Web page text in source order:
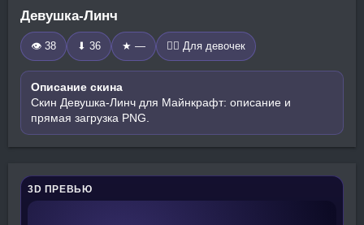
Девушка-Линч
👁 38 ⬇ 36 ★ — 🧍‍♀️ Для девочек
Описание скина
Скин Девушка-Линч для Майнкрафт: описание и
прямая загрузка PNG.
3D ПРЕВЬЮ